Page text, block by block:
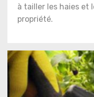
à tailler les haies et
propriété.